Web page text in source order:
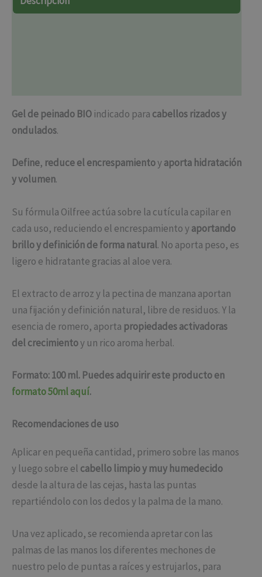
Gel de peinado BIO indicado para cabellos rizados y
ondulados.
Define, reduce el encrespamientoyaporta hidratación
y volumen.
Su fórmula Oilfree actúa sobre la cutícula capilar en
cada uso, reduciendo el encrespamiento yaportando
brillo y definición de forma natural. No aporta peso, es
ligero e hidratante gracias al aloe vera.
El extracto de arroz y la pectina de manzana aportan
una fijación y definición natural, libre de residuos. Y la
esencia de romero, aporta propiedades activadoras
del crecimientoy un rico aroma herbal.
Formato: 100 ml. Puedes adquirir este producto en
formato 50ml aquí.
Recomendaciones de uso
Aplicar en pequeña cantidad, primero sobre las manos
y luego sobre el cabello limpio y muy humedecido
desde la altura de las cejas, hasta las puntas
repartiéndolo con los dedos y la palma de la mano.
Una vez aplicado, se recomienda apretar con las
palmas de las manos los diferentes mechones de
nuestro pelo de puntas a raíces y estrujarlos, para